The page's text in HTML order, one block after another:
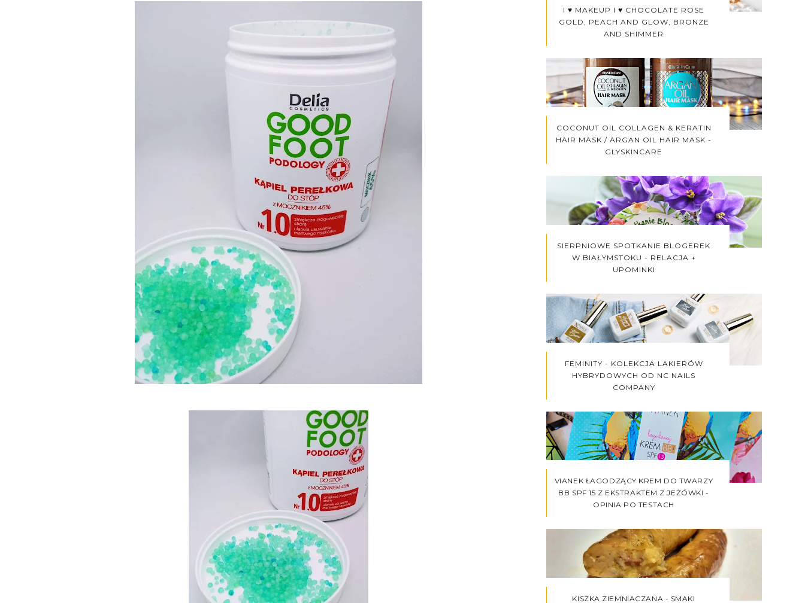
I ♥ MAKEUP I ♥ CHOCOLATE ROSE
GOLD, PEACH AND GLOW, BRONZE
AND SHIMMER
COCONUT OIL COLLAGEN & KERATIN
HAIR MASK / ARGAN OIL HAIR MASK -
GLYSKINCARE
SIERPNIOWE SPOTKANIE BLOGEREK
W BIAŁYMSTOKU - RELACJA +
UPOMINKI
FEMINITY - KOLEKCJA LAKIERÓW
HYBRYDOWYCH OD NC NAILS
COMPANY
VIANEK ŁAGODZĄCY KREM DO TWARZY
BB SPF 15 Z EKSTRAKTEM Z JEŻÓWKI -
OPINIA PO TESTACH
KISZKA ZIEMNIACZANA - SMAKI